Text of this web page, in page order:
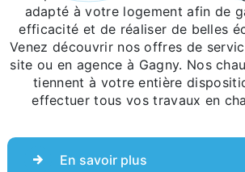
adapté à votre logement afin de
efficacité et de réaliser de belles
Venez découvrir nos offres de
site ou en agence à Gagny. Nos
tiennent à votre entière
effectuer tous vos travaux en
En savoir plus